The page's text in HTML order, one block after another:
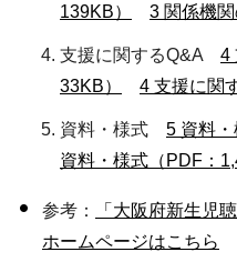
139KB）
3 関係機
支援に関するQ&A 4
33KB）
4 支援に関
資料・様式 5 資料・
資料・様式（PDF：
参考：
「大阪府新生児
ホームページはこちら